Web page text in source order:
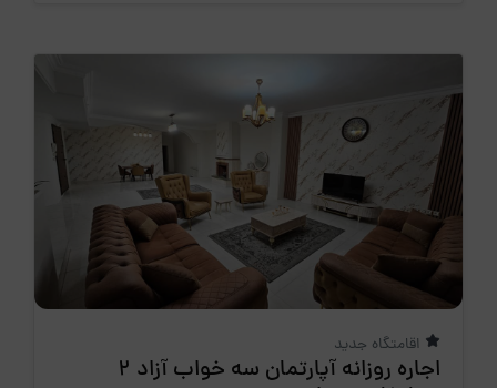
اقامتگاه جدید
اجاره روزانه آپارتمان سه خواب آزاد 2